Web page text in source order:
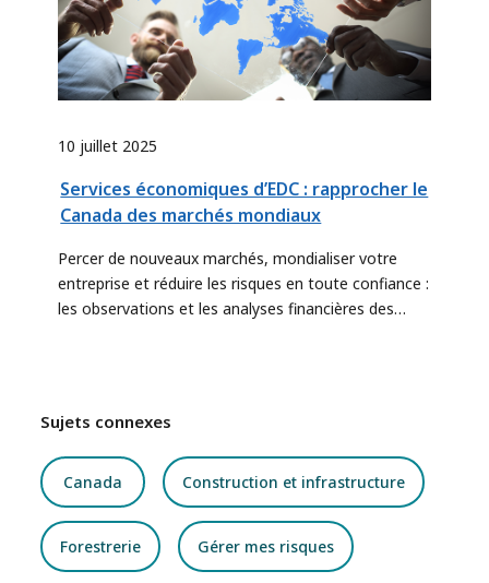
10 juillet 2025
Services économiques d’EDC : rapprocher le
Canada des marchés mondiaux
Percer de nouveaux marchés, mondialiser votre
entreprise et réduire les risques en toute confiance :
les observations et les analyses financières des
Sujets connexes
Canada Construction et infrastructure
Forestrerie Gérer mes risques